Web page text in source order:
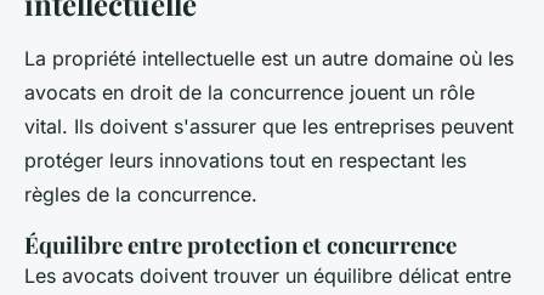
La propriété intellectuelle est un autre domaine où les
avocats en droit de la concurrence jouent un rôle
vital. Ils doivent s'assurer que les entreprises peuvent
protéger leurs innovations tout en respectant les
règles de la concurrence.
Équilibre entre protection et concurrence
Les avocats doivent trouver un équilibre délicat entre